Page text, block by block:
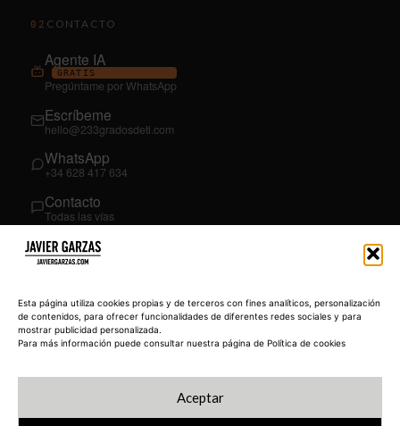
Esta página utiliza cookies propias y de terceros con fines analíticos, personalización
de contenidos, para ofrecer funcionalidades de diferentes redes sociales y para
mostrar publicidad personalizada.
Para más información puede consultar nuestra página de Política de cookies
Aceptar
02 CONTACTO
Agente IA
GRATIS
Pregúntame por WhatsApp
Escríbeme
hello@233gradosdeti.com
WhatsApp
+34 628 417 634
Contacto
Todas las vías
03SÍGUEME
YouTube
@JavierGarzas
LinkedIn